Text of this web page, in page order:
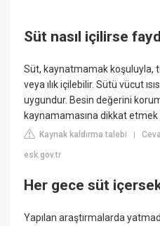
Süt nasıl içilirse
Süt, kaynatmamak koşuluyla,
veya ılık içilebilir. Sütü vücut
uygundur. Besin değerini
kaynamamasına dikkat etmek
Kaynak kaldırma talebi |
esk.gov.tr
Her gece süt
Yapılan araştırmalarda